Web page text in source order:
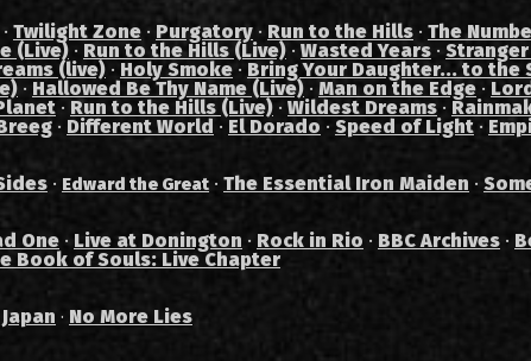
· Twilight Zone · Purgatory · Run to the Hills · The
(Live) · Run to the Hills (Live) · Wasted Years · Stranger
(live) · Holy Smoke · Bring Your Daughter... to the
· Hallowed Be Thy Name (Live) · Man on the Edge ·
· Run to the Hills (Live) · Wildest Dreams ·
· Different World · El Dorado · Speed of Light ·
· Edward the Great · The Essential Iron Maiden ·
One · Live at Donington · Rock in Rio · BBC Archives ·
Book of Souls: Live Chapter
· No More Lies